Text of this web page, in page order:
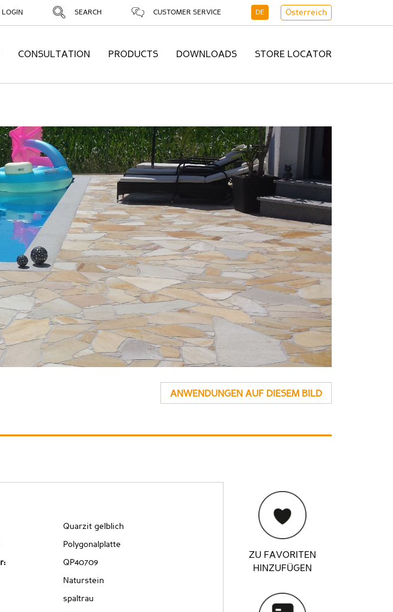
LOGIN SEARCH CUSTOMER SERVICE DE Österreich
CONSULTATION PRODUCTS DOWNLOADS STORE LOCATOR
ANWENDUNGEN AUF DIESEM BILD
Quarzit gelblich
Polygonalplatte
QP40709
Naturstein
spaltrau
ZU FAVORITEN
HINZUFÜGEN